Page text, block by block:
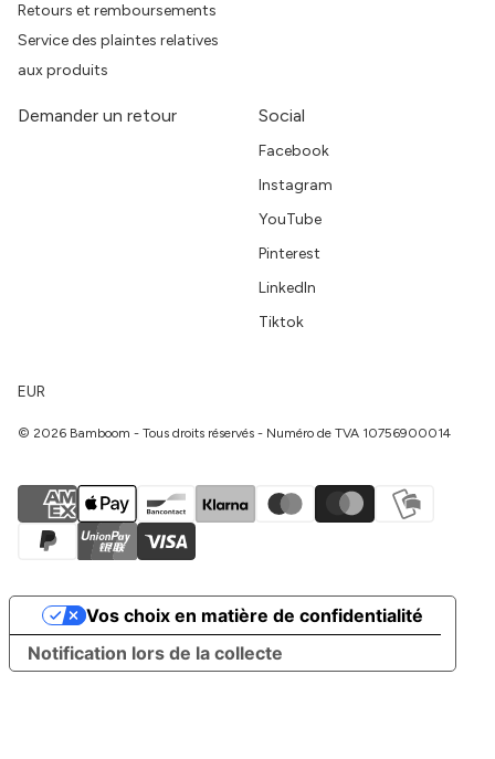
Retours et remboursements
Service des plaintes relatives
aux produits
Demander un retour Social
Facebook
Instagram
YouTube
Pinterest
LinkedIn
Tiktok
EUR
© 2026 Bamboom - Tous droits réservés - Numéro de TVA 10756900014
Notification lors de la collecte
Vos choix en matière de confidentialité